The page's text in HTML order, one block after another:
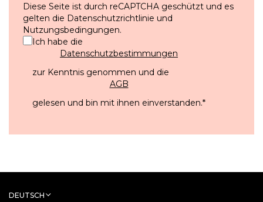
Diese Seite ist durch reCAPTCHA geschützt und es
gelten die Datenschutzrichtlinie und
Nutzungsbedingungen.
Ich habe die
Datenschutzbestimmungen
zur Kenntnis genommen und die
AGB
gelesen und bin mit ihnen einverstanden.*
DEUTSCH